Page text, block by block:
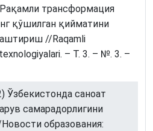
трансформация
қўшилган қийматини
//Raqamli
– Т. 3. – №. 3. –
Ўзбекистонда саноат
самарадорлигини
образования: